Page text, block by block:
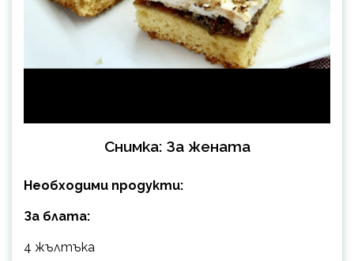
Снимка: За жената
Необходими продукти:
За блата:
4 жълтъка